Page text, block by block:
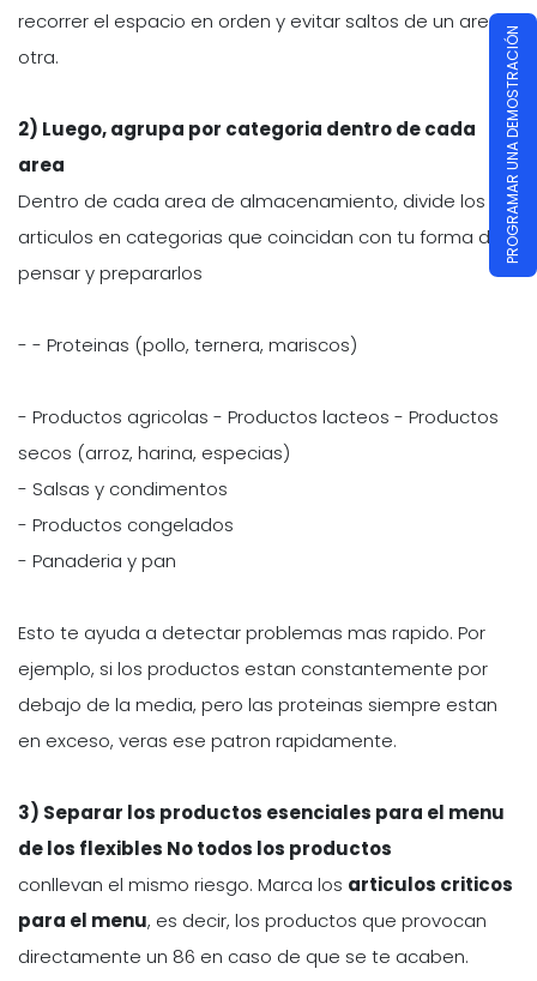
recorrer el espacio en orden y evitar saltos de un area a
otra.
2) Luego, agrupa por categoria dentro de cada
area
Dentro de cada area de almacenamiento, divide los
articulos en categorias que coincidan con tu forma de
pensar y prepararlos
- - Proteinas (pollo, ternera, mariscos)
- Productos agricolas - Productos lacteos - Productos
secos (arroz, harina, especias)
- Salsas y condimentos
- Productos congelados
- Panaderia y pan
Esto te ayuda a detectar problemas mas rapido. Por
ejemplo, si los productos estan constantemente por
debajo de la media, pero las proteinas siempre estan
en exceso, veras ese patron rapidamente.
3) Separar los productos esenciales para el menu
de los flexibles No todos los productos
conllevan el mismo riesgo. Marca los articulos criticos
para el menu, es decir, los productos que provocan
directamente un 86 en caso de que se te acaben.
PROGRAMAR UNA DEMOSTRACIÓN